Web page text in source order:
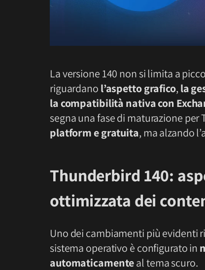
La versione 140 non si limita a
riguardano l’aspetto grafico,la
la compatibilità nativa con
segna una fase di maturazione
platform e gratuita, ma alzando
Thunderbird 140:
ottimizzata dei
Uno dei cambiamenti più evidenti
sistema operativo è configurato in
automaticamenteal tema scuro.